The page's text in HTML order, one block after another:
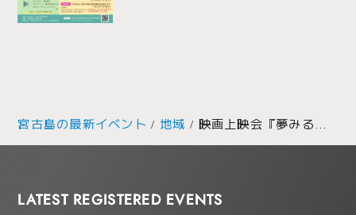
宮古島の最新イベント 地域 映画上映会『夢みる小学校（完結編）』～宮古島市社会福祉協議会～
LATEST REGISTERED EVENTS